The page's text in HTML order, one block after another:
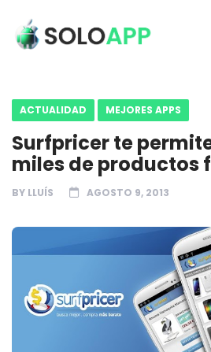
ACTUALIDAD MEJORES APPS
Surfpricer te
miles de productos
BY LLUÍS AGOSTO 9, 2013